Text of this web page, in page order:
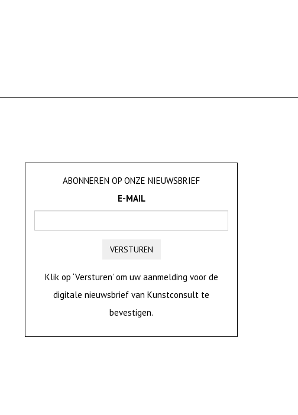
ABONNEREN OP ONZE NIEUWSBRIEF
E-MAIL
VERSTUREN
Klik op ‘Versturen’ om uw aanmelding voor de
digitale nieuwsbrief van Kunstconsult te
bevestigen.